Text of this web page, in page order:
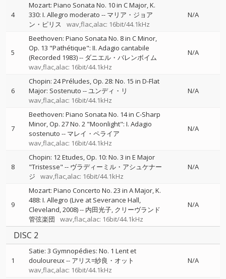
4
Mozart: Piano Sonata No. 10 in C Major, K.
330: I. Allegro moderato -- マリア・ジョア
ン・ピリス
wav,flac,alac: 16bit/44.1kHz
N/A
5
Beethoven: Piano Sonata No. 8 in C Minor,
Op. 13 "Pathétique": II. Adagio cantabile
(Recorded 1983)-- ダニエル・バレンボイム
wav,flac,alac: 16bit/44.1kHz
N/A
6
Chopin: 24 Préludes, Op. 28: No. 15 in D-Flat
Major: Sostenuto --ユンディ・リ
wav,flac,alac: 16bit/44.1kHz
N/A
7
Beethoven: Piano Sonata No. 14 in C-Sharp
Minor, Op. 27 No. 2 "Moonlight": I. Adagio
sostenuto -- マレイ・ペライア
wav,flac,alac: 16bit/44.1kHz
N/A
8
Chopin: 12 Etudes, Op. 10: No. 3 in E Major
"Tristesse" -- ヴラディーミル・アシュケナー
ジ
wav,flac,alac: 16bit/44.1kHz
N/A
9
Mozart: Piano Concerto No. 23 in A Major, K.
488: I. Allegro (Live at Severance Hall,
Cleveland, 2008)-- 内田光子 クリーヴランド
管弦楽団
wav,flac,alac: 16bit/44.1kHz
N/A
DISC 2
1
Satie: 3 Gymnopédies: No. 1 Lent et
douloureux-- アリス=紗良・オット
wav,flac,alac: 16bit/44.1kHz
N/A